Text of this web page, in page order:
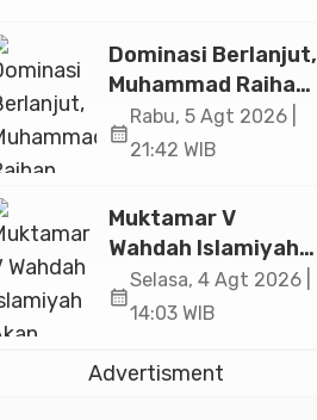
Paramadina
Dominasi Berlanjut,
Muhammad Raihan
Fadila Sabet Emas
Kyorugi di Asian
Indonesia Open
2026
calendar_month
Rabu, 5 Agt 2026 |
21:42 WIB
Muktamar V
Wahdah Islamiyah
Akan Kukuhkan
10.000 Guru Al-
Istiqlal
calendar_month
Selasa, 4 Agt 2026 |
14:03 WIB
Advertisment